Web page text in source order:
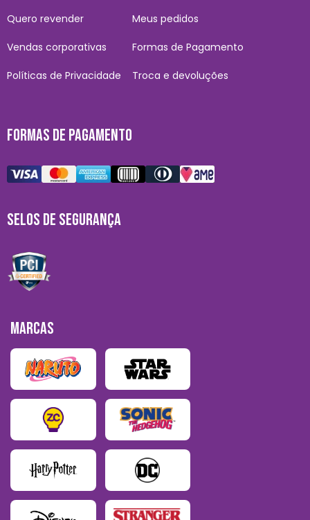
Quero revender
Vendas corporativas
Políticas de Privacidade
Meus pedidos
Formas de Pagamento
Troca e devoluções
FORMAS DE PAGAMENTO
SELOS DE SEGURANÇA
MARCAS